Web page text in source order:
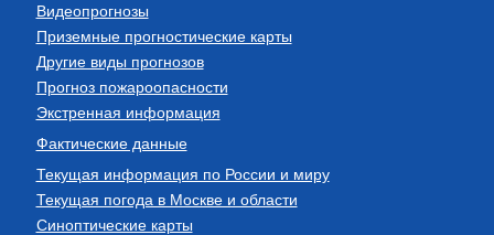
Видеопрогнозы
Приземные прогностические карты
Другие виды прогнозов
Прогноз пожароопасности
Экстренная информация
Фактические данные
Текущая информация по России и миру
Текущая погода в Москве и области
Синоптические карты